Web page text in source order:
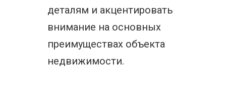
деталям и акцентировать
внимание на основных
преимуществах объекта
недвижимости.